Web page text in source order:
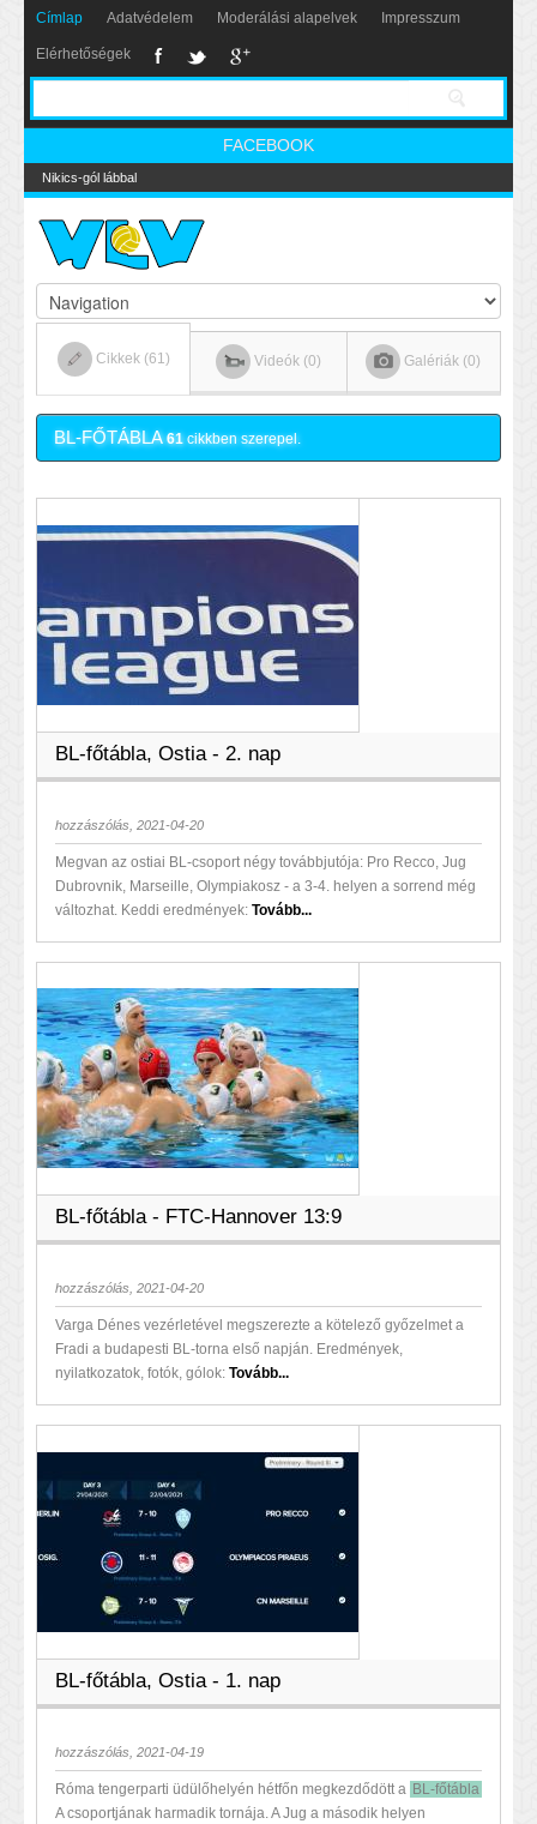
Címlap Adatvédelem Moderálási alapelvek Impresszum
Elérhetőségek
FACEBOOK
Nikics-gól lábbal
Cikkek (61) Videók (0) Galériák (0)
BL-FŐTÁBLA 61cikkben szerepel.
BL-főtábla, Ostia - 2. nap
hozzászólás, 2021-04-20
Megvan az ostiai BL-csoport négy továbbjutója: Pro Recco, Jug
Dubrovnik, Marseille, Olympiakosz - a 3-4. helyen a sorrend még
változhat. Keddi eredmények: Tovább...
BL-főtábla - FTC-Hannover 13:9
hozzászólás, 2021-04-20
Varga Dénes vezérletével megszerezte a kötelező győzelmet a
Fradi a budapesti BL-torna első napján. Eredmények,
nyilatkozatok, fotók, gólok: Tovább...
BL-főtábla, Ostia - 1. nap
hozzászólás, 2021-04-19
Róma tengerparti üdülőhelyén hétfőn megkezdődött a BL-főtábla
A csoportjának harmadik tornája. A Jug a második helyen